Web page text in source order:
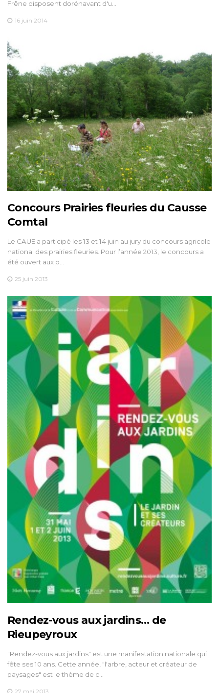
Frêne disposent dorénavant d'u…
16 juin 2014
Concours Prairies fleuries du Causse
Comtal
Le CAUE a participé les 13 et 14 juin au jury du concours agricole
national des prairies fleuries. Pour l’année 2013, le concours a
été ouvert aux p…
25 juin 2013
Rendez-vous aux jardins… de
Rieupeyroux
"Rendez-vous aux jardins" est une manifestation nationale qui
fête ses 10 ans. Cette année, "l'arbre, acteur et créateur de
paysages" est le thème de c…
27 mai 2013